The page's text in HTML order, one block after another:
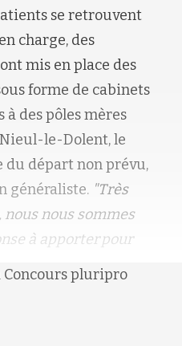
se retrouvent
charge, des
mis en place des
forme de cabinets
à des pôles mères
le-Dolent, le
du départ non prévu,
généraliste. "Très
nous nous sommes
à apporter pour